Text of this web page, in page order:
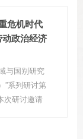
危机时代
动政治经济
与国别研究
”系列研讨第
次研讨邀请